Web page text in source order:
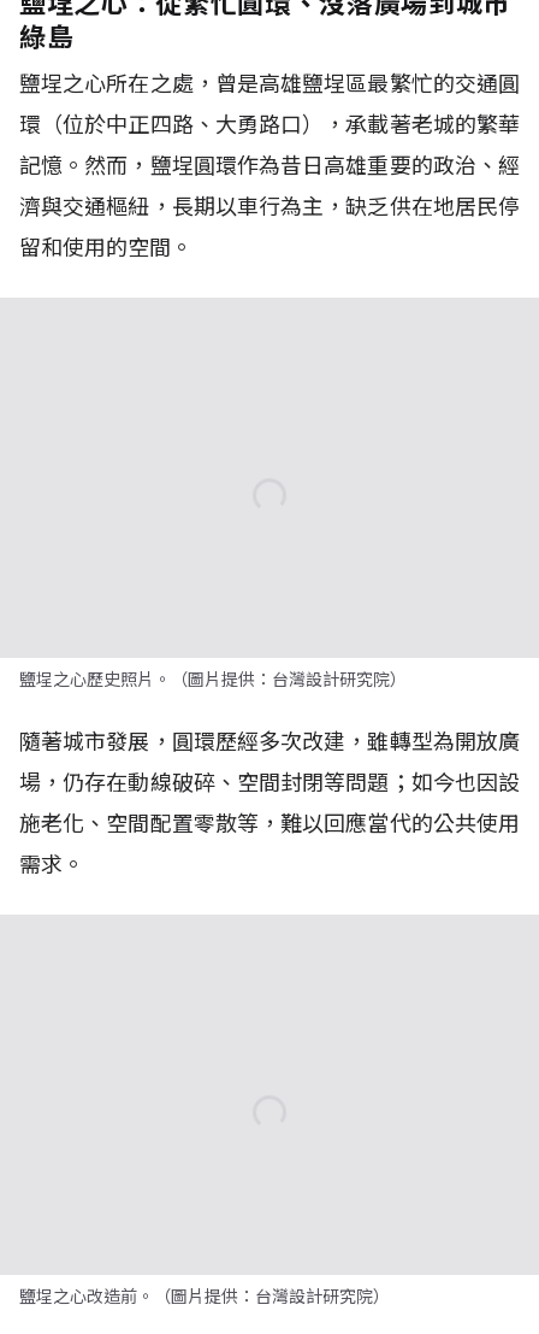
綠島
鹽埕之心所在之處，曾是高雄鹽埕區最繁忙的交通圓
環（位於中正四路、大勇路口），承載著老城的繁華
記憶。然而，鹽埕圓環作為昔日高雄重要的政治、經
濟與交通樞紐，長期以車行為主，缺乏供在地居民停
留和使用的空間。
鹽埕之心歷史照片。（圖片提供：台灣設計研究院）
隨著城市發展，圓環歷經多次改建，雖轉型為開放廣
場，仍存在動線破碎、空間封閉等問題；如今也因設
施老化、空間配置零散等，難以回應當代的公共使用
需求。
鹽埕之心改造前。（圖片提供：台灣設計研究院）